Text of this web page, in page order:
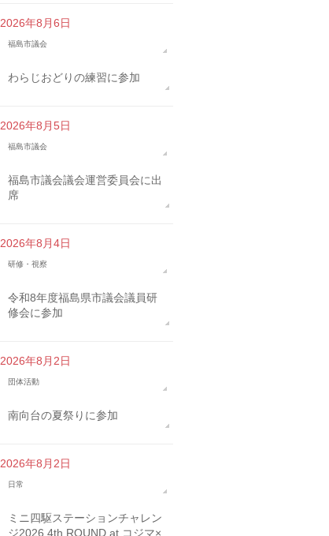
2026年8月6日
福島市議会
わらじおどりの練習に参加
2026年8月5日
福島市議会
福島市議会議会運営委員会に出
席
2026年8月4日
研修・視察
令和8年度福島県市議会議員研
修会に参加
2026年8月2日
団体活動
南向台の夏祭りに参加
2026年8月2日
日常
ミニ四駆ステーションチャレン
ジ2026 4th ROUND at コジマ×